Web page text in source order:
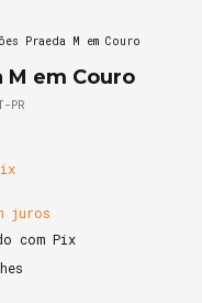
Praeda M em Couro
M em Couro
PR
juros
com Pix